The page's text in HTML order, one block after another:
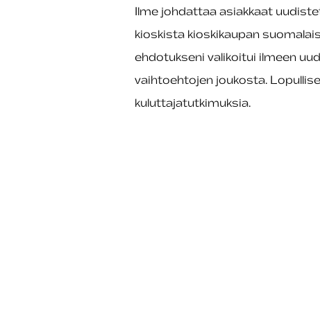
Ilme johdattaa asiakkaat
kioskista kioskikaupan
ehdotukseni valikoitui ilmeen
vaihtoehtojen joukosta.
kuluttajatutkimuksia.